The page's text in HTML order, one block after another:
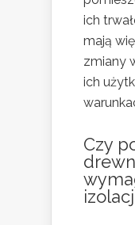
ich
mają
zmiany
ich
Czy